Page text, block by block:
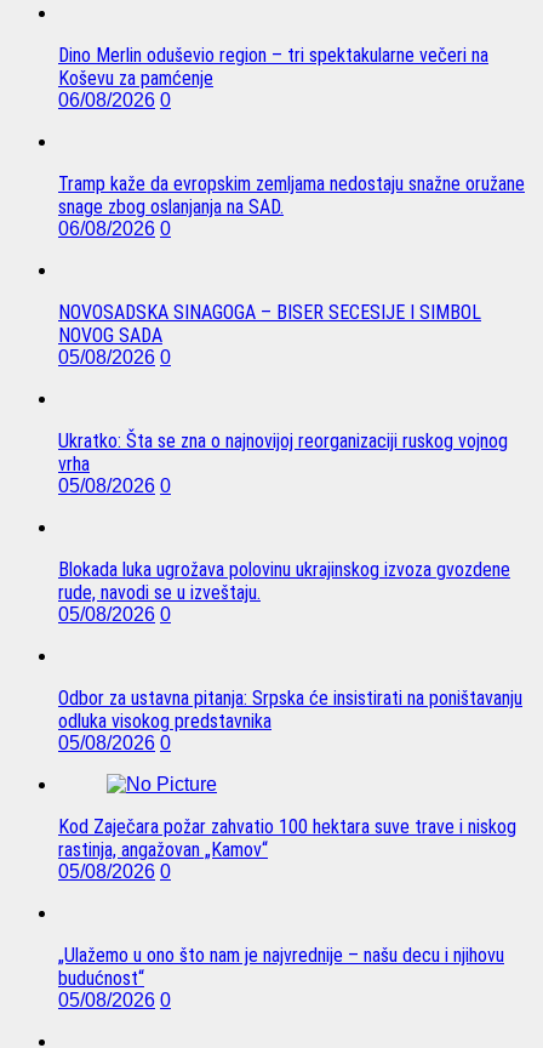
Dino Merlin oduševio region – tri spektakularne večeri na
Koševu za pamćenje
06/08/2026 0
Tramp kaže da evropskim zemljama nedostaju snažne oružane
snage zbog oslanjanja na SAD.
06/08/2026 0
NOVOSADSKA SINAGOGA – BISER SECESIJE I SIMBOL
NOVOG SADA
05/08/2026 0
Ukratko: Šta se zna o najnovijoj reorganizaciji ruskog vojnog
vrha
05/08/2026 0
Blokada luka ugrožava polovinu ukrajinskog izvoza gvozdene
rude, navodi se u izveštaju.
05/08/2026 0
Odbor za ustavna pitanja: Srpska će insistirati na poništavanju
odluka visokog predstavnika
05/08/2026 0
Kod Zaječara požar zahvatio 100 hektara suve trave i niskog
rastinja, angažovan „Kamov“
05/08/2026 0
„Ulažemo u ono što nam je najvrednije – našu decu i njihovu
budućnost“
05/08/2026 0